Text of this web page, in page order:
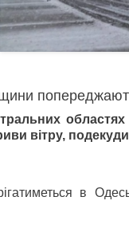
вітру,
в